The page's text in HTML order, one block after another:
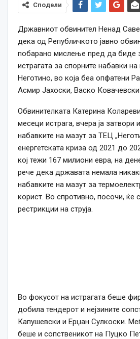
Сподели
Државниот обвинител Ненад
дека од Републичкото јавно
побарано мислење пред да биде
истрагата за спорните набавки
Неготино, во која беа опфатени
Асмир Јахоски, Васко
Обвинителката Катерина
месеци истрага, вчера ја затвори
набавките на мазут за ТЕЦ
енергетската криза од 2021 до
кој тежи 167 милиони евра, на
рече дека државата немала
набавките на мазут за
корист. Во спротивно, посочи, ќе
рестрикции на струја.
Во фокусот на истрагата беше
добила тендерот и нејзините
Капушевски и Ерџан Сулкоски.
беше и сопственикот на Пуцко